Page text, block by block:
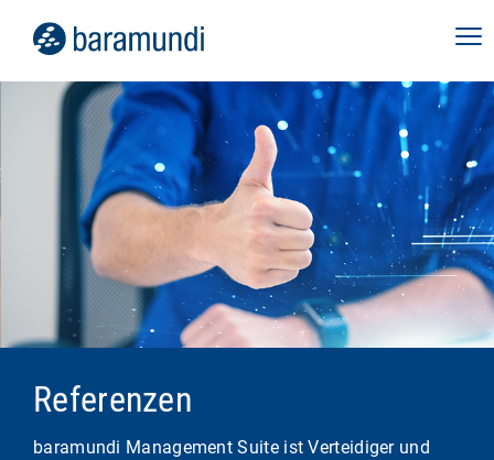
Referenzen
baramundi Management Suite ist Verteidiger und